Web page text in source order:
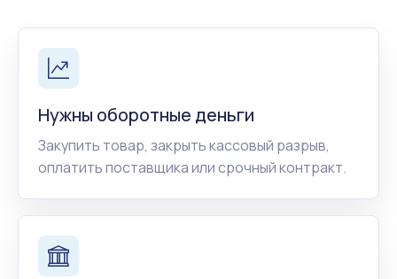
Нужны оборотные деньги
Закупить товар, закрыть кассовый разрыв,
оплатить поставщика или срочный контракт.